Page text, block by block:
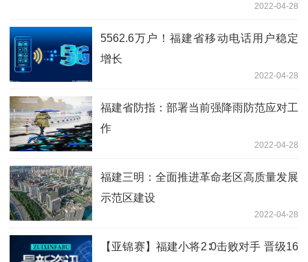
2022-04-28
5562.6万户！福建省移动电话用户稳定
增长
2022-04-28
福建省防指：部署当前强降雨防范应对工
作
2022-04-28
福建三明：全面推进革命老区高质量发展
示范区建设
2022-04-28
【亚锦赛】福建小将2∶0击败对手 晋级16